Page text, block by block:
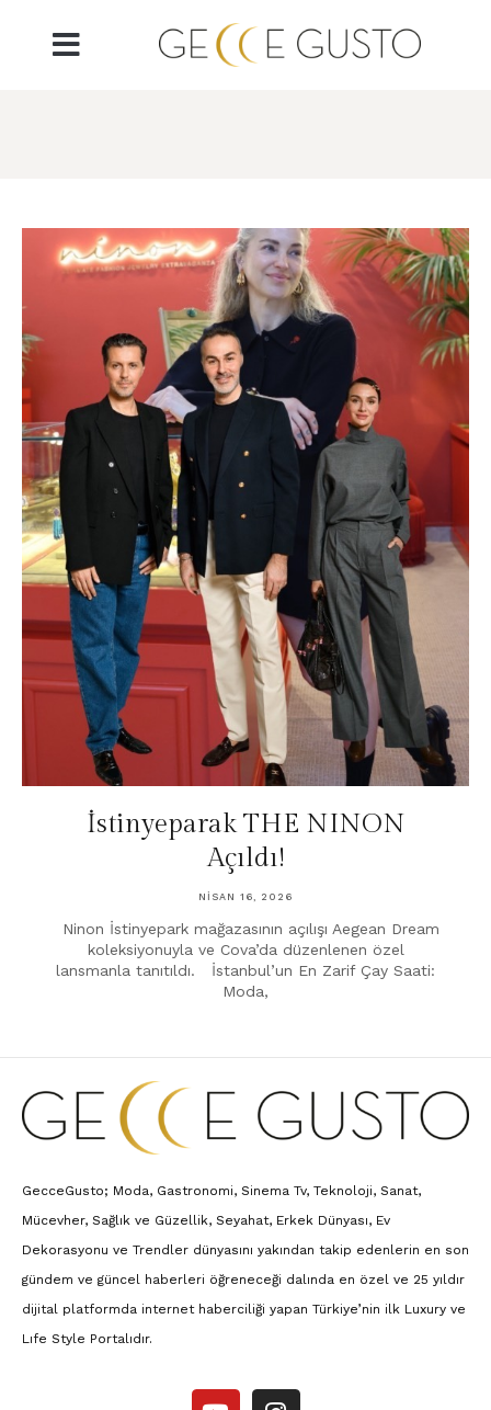
İstinyeparak THE NINON
Açıldı!
NISAN 16, 2026
Ninon İstinyepark mağazasının açılışı Aegean Dream
koleksiyonuyla ve Cova’da düzenlenen özel
lansmanla tanıtıldı. İstanbul’un En Zarif Çay Saati:
Moda,
GecceGusto; Moda, Gastronomi, Sinema Tv, Teknoloji, Sanat,
Mücevher, Sağlık ve Güzellik, Seyahat, Erkek Dünyası, Ev
Dekorasyonu ve Trendler dünyasını yakından takip edenlerin en son
gündem ve güncel haberleri öğreneceği dalında en özel ve 25 yıldır
dijital platformda internet haberciliği yapan Türkiye’nin ilk Luxury ve
Lıfe Style Portalıdır.